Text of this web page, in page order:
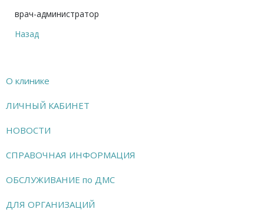
врач-администратор
Назад
О клинике
ЛИЧНЫЙ КАБИНЕТ
НОВОСТИ
СПРАВОЧНАЯ ИНФОРМАЦИЯ
ОБСЛУЖИВАНИЕ по ДМС
ДЛЯ ОРГАНИЗАЦИЙ